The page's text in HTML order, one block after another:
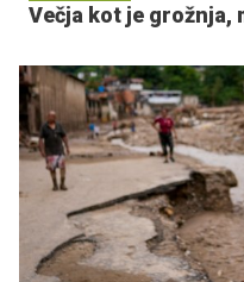
Večja kot je grožnja,